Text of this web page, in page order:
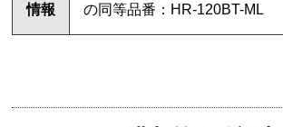
情報
の同等品番：HR-120BT-ML